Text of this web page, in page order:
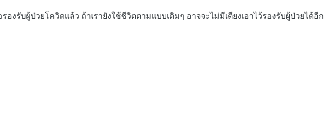
ป่วยโควิดแล้ว ถ้าเรายังใช้ชีวิตตามแบบเดิมๆ อาจจะไม่มีเตียงเอาไว้รองรับผู้ป่วยได้อีก